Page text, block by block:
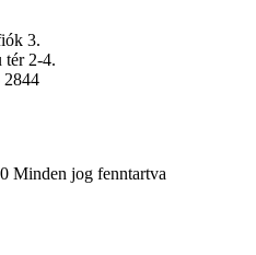
3.
tér 2-4.
2844
Minden jog fenntartva